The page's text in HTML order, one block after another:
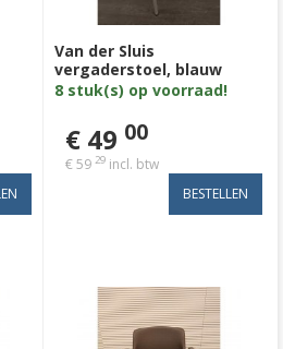
Van der Sluis
vergaderstoel, blauw
stof, zilvergrijs 4poot
8 stuk(s) op voorraad!
€ 49 00
€ 59 29 incl. btw